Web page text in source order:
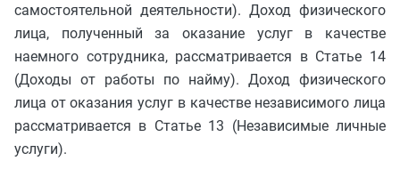
самостоятельной деятельности). Доход физического
лица, полученный за оказание услуг в качестве
наемного сотрудника, рассматривается в Статье 14
(Доходы от работы по найму). Доход физического
лица от оказания услуг в качестве независимого лица
рассматривается в Статье 13 (Независимые личные
услуги).